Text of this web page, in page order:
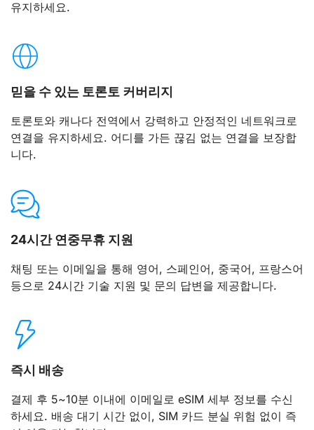
유지하세요.
믿을 수 있는 토론토 커버리지
토론토와 캐나다 전역에서 강력하고 안정적인 네트워크로
연결을 유지하세요. 어디를 가든 끊김 없는 연결을 보장합
니다.
24시간 연중무휴 지원
채팅 또는 이메일을 통해 영어, 스페인어, 중국어, 프랑스어
등으로 24시간 기술 지원 및 문의 답변을 제공합니다.
즉시 배송
결제 후 5~10분 이내에 이메일로 eSIM 세부 정보를 수신
하세요. 배송 대기 시간 없이, SIM 카드 분실 위험 없이 즉